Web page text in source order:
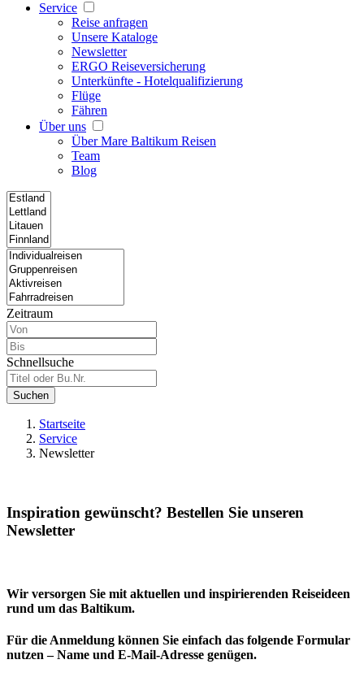
Service
Reise anfragen
Unsere Kataloge
Newsletter
ERGO Reiseversicherung
Unterkünfte - Hotelqualifizierung
Flüge
Fähren
Über uns
Über Mare Baltikum Reisen
Team
Blog
Zeitraum
Schnellsuche
Suchen
Startseite
Service
Newsletter
Inspiration gewünscht? Bestellen Sie unseren
Newsletter
Wir versorgen Sie mit aktuellen und inspirierenden Reiseideen
rund um das Baltikum.
Für die Anmeldung können Sie einfach das folgende Formular
nutzen – Name und E-Mail-Adresse genügen.